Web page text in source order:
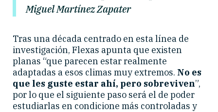
Miguel Martínez Zapater
Tras una década centrado en esta línea de
investigación, Flexas apunta que existen
planas “que parecen estar realmente
adaptadas a esos climas muy extremos. No es
que les guste estar ahí, pero sobreviven”,
por lo que el siguiente paso será el de poder
estudiarlas en condicione más controladas y